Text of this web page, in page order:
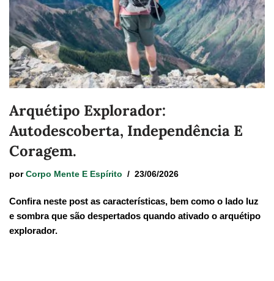
Arquétipo Explorador:
Autodescoberta, Independência E
Coragem.
por Corpo Mente E Espírito 23/06/2026
Confira neste post as características, bem como o lado luz
e sombra que são despertados quando ativado o arquétipo
explorador.